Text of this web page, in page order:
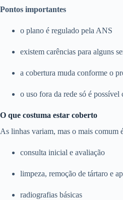
Pontos importantes
o plano é regulado pela ANS
existem carências para alguns
a cobertura muda conforme o
o uso fora da rede só é
O que costuma estar coberto
As linhas variam, mas o mais comum
consulta inicial e avaliação
limpeza, remoção de tártaro e
radiografias básicas